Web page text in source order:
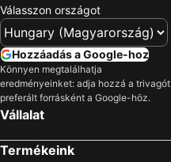
Válasszon országot
Hozzáadás a Google-hoz
Könnyen megtalálhatja
eredményeinket: adja hozzá a trivagót
preferált forrásként a Google-höz.
Vállalat
Termékeink